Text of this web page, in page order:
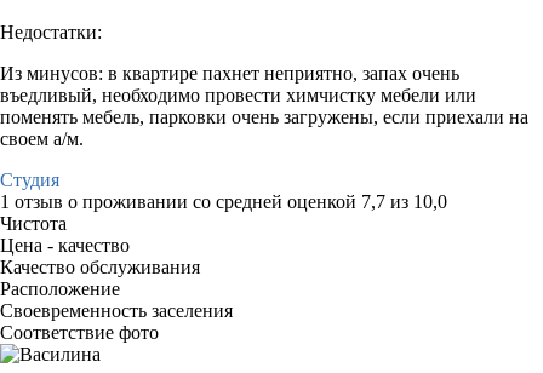
Недостатки:
Из минусов: в квартире пахнет неприятно, запах очень
въедливый, необходимо провести химчистку мебели или
поменять мебель, парковки очень загружены, если приехали на
своем а/м.
Студия
1 отзыв о проживании со средней оценкой 7,7 из 10,0
Чистота
Цена - качество
Качество обслуживания
Расположение
Своевременность заселения
Соответствие фото